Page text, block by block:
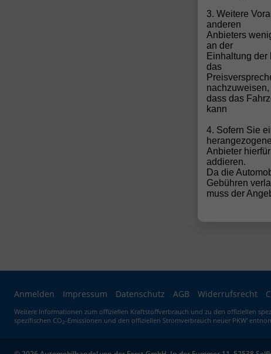
👉
🏁
Mit
👉
👉
👉
👉
Anmelden Impressum Datenschutz AGB Widerrufsrecht
Weitere Informationen zum offiziellen Kraftstoffverbrauch und zu den offiziellen
spezifischen CO 2-Emissionen und den offiziellen Stromverbrauch neuer PKW'
3. Weitere
anderen
Anbieters
an der
Einhaltung
das
nachzuweisen,
dass das
kann
4. Sofern Sie
herangezogene
Anbieter
addieren.
Da die
Gebühren
muss der